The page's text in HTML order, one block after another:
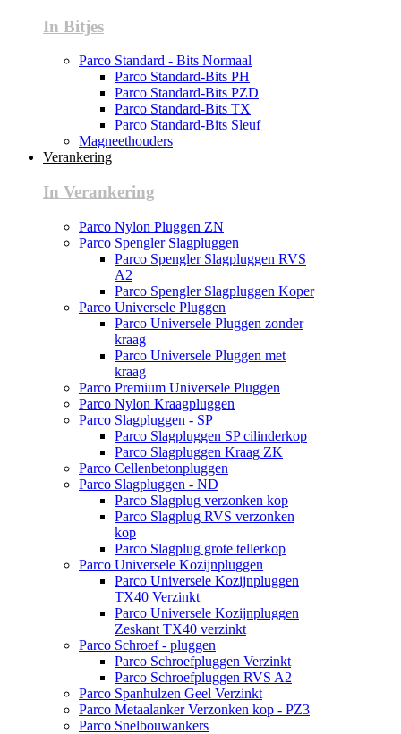
In Bitjes
Parco Standard - Bits Normaal
Parco Standard-Bits PH
Parco Standard-Bits PZD
Parco Standard-Bits TX
Parco Standard-Bits Sleuf
Magneethouders
Verankering
In Verankering
Parco Nylon Pluggen ZN
Parco Spengler Slagpluggen
Parco Spengler Slagpluggen RVS
A2
Parco Spengler Slagpluggen Koper
Parco Universele Pluggen
Parco Universele Pluggen zonder
kraag
Parco Universele Pluggen met
kraag
Parco Premium Universele Pluggen
Parco Nylon Kraagpluggen
Parco Slagpluggen - SP
Parco Slagpluggen SP cilinderkop
Parco Slagpluggen Kraag ZK
Parco Cellenbetonpluggen
Parco Slagpluggen - ND
Parco Slagplug verzonken kop
Parco Slagplug RVS verzonken
kop
Parco Slagplug grote tellerkop
Parco Universele Kozijnpluggen
Parco Universele Kozijnpluggen
TX40 Verzinkt
Parco Universele Kozijnpluggen
Zeskant TX40 verzinkt
Parco Schroef - pluggen
Parco Schroefpluggen Verzinkt
Parco Schroefpluggen RVS A2
Parco Spanhulzen Geel Verzinkt
Parco Metaalanker Verzonken kop - PZ3
Parco Snelbouwankers